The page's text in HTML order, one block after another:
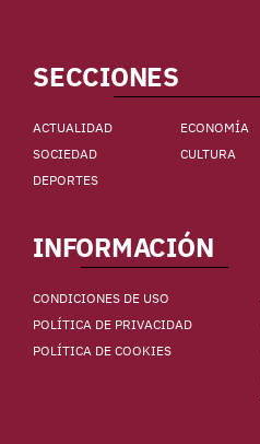
SECCIONES
ACTUALIDAD
ECONOMÍA
SOCIEDAD
CULTURA
DEPORTES
INFORMACIÓN
CONDICIONES DE USO
POLÍTICA DE PRIVACIDAD
POLÍTICA DE COOKIES